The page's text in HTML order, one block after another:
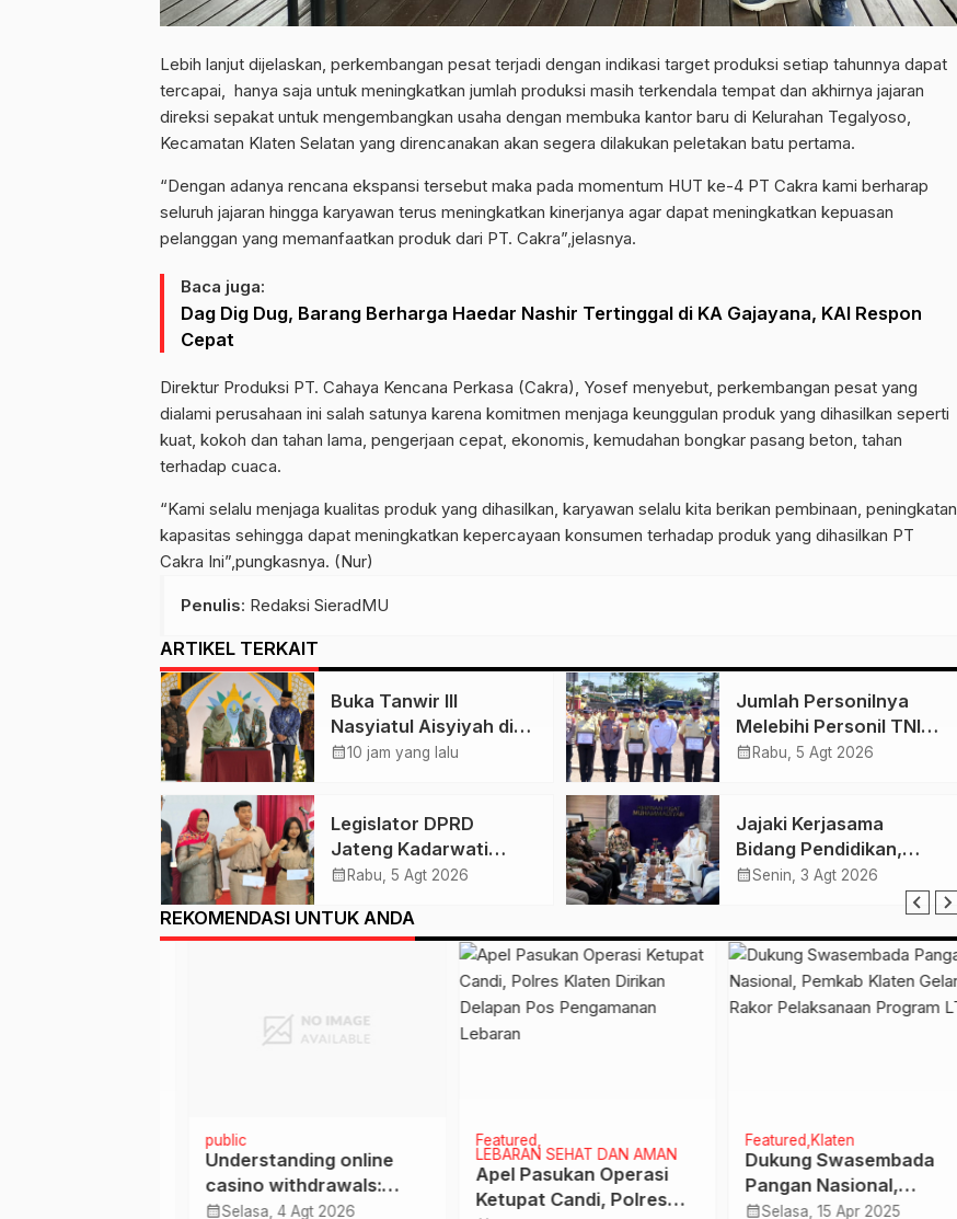
Lebih lanjut dijelaskan, perkembangan pesat terjadi dengan indikasi target produksi setiap tahunnya dapat
tercapai, hanya saja untuk meningkatkan jumlah produksi masih terkendala tempat dan akhirnya jajaran
direksi sepakat untuk mengembangkan usaha dengan membuka kantor baru di Kelurahan Tegalyoso,
Kecamatan Klaten Selatan yang direncanakan akan segera dilakukan peletakan batu pertama.
“Dengan adanya rencana ekspansi tersebut maka pada momentum HUT ke-4 PT Cakra kami berharap
seluruh jajaran hingga karyawan terus meningkatkan kinerjanya agar dapat meningkatkan kepuasan
pelanggan yang memanfaatkan produk dari PT. Cakra”,jelasnya.
Baca juga:
Dag Dig Dug, Barang Berharga Haedar Nashir Tertinggal di KA Gajayana, KAI Respon
Cepat
Direktur Produksi PT. Cahaya Kencana Perkasa (Cakra), Yosef menyebut, perkembangan pesat yang
dialami perusahaan ini salah satunya karena komitmen menjaga keunggulan produk yang dihasilkan seperti
kuat, kokoh dan tahan lama, pengerjaan cepat, ekonomis, kemudahan bongkar pasang beton, tahan
terhadap cuaca.
“Kami selalu menjaga kualitas produk yang dihasilkan, karyawan selalu kita berikan pembinaan, peningkatan
kapasitas sehingga dapat meningkatkan kepercayaan konsumen terhadap produk yang dihasilkan PT
Cakra Ini”,pungkasnya. (Nur)
Penulis: Redaksi SieradMU
ARTIKEL TERKAIT
Buka Tanwir III
Nasyiatul Aisyiyah di
Solo, Agung Danarto
calendar_month10 jam yang lalu
Jumlah Personilnya
Melebihi Personil TNI-
Polri, Dirut PT Garda
Sepelekan Profesi
Satpam
calendar_month Rabu, 5 Agt 2026
Legislator DPRD
Jateng Kadarwati
Pastikan Para
Aspirasi Puan
Maharani Tepat
calendar_month Rabu, 5 Agt 2026
Jajaki Kerjasama
Bidang Pendidikan,
Kesehatan dan Tenaga
Kunjungan Dubes
Qatar
calendar_monthSenin, 3 Agt 2026
REKOMENDASI UNTUK ANDA
public
Understanding online
casino withdrawals:
speed, safety, and player
Selasa, 4 Agt 2026
Featured
LEBARAN SEHAT DAN AMAN
Apel Pasukan Operasi
Ketupat Candi, Polres
Featured Klaten
Dukung Swasembada
Pangan Nasional,
Pemkab Klaten Gelar
Selasa, 15 Apr 2025